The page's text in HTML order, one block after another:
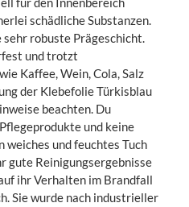
schädliche Substanzen.
robuste Prägeschicht.
und trotzt
Kaffee, Wein, Cola, Salz
der Klebefolie Türkisblau
beachten. Du
und keine
weiches und feuchtes Tuch
gute Reinigungsergebnisse
ihr Verhalten im Brandfall
Sie wurde nach industrieller